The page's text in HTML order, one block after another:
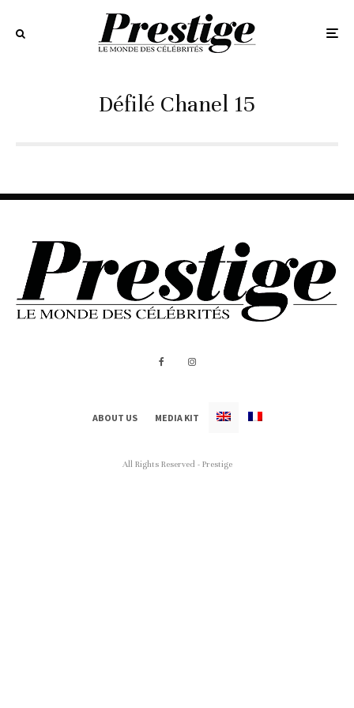
Défilé Chanel 15
ABOUT US MEDIA KIT
All Rights Reserved - Prestige